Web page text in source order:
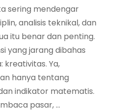
sering mendengar
analisis teknikal, dan
itu benar dan penting.
yang jarang dibahas
kreativitas. Ya,
hanya tentang
indikator matematis.
pasar, …